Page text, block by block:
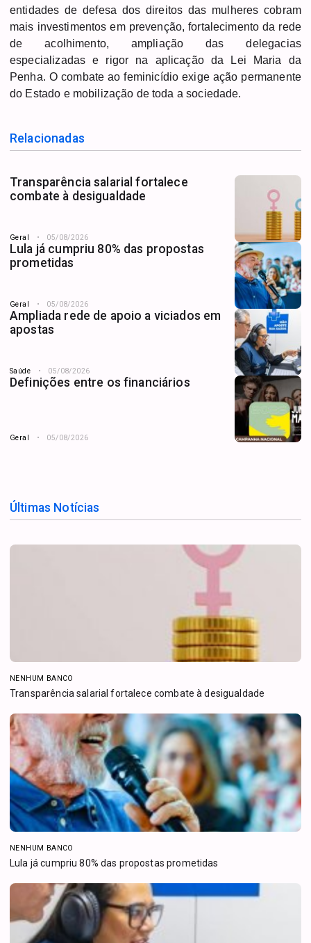
entidades de defesa dos direitos das mulheres cobram
mais investimentos em prevenção, fortalecimento da rede
de acolhimento, ampliação das delegacias
especializadas e rigor na aplicação da Lei Maria da
Penha. O combate ao feminicídio exige ação permanente
do Estado e mobilização de toda a sociedade.
Relacionadas
Transparência salarial fortalece
combate à desigualdade
Geral 05/08/2026
Lula já cumpriu 80% das propostas
prometidas
Geral 05/08/2026
Ampliada rede de apoio a viciados em
apostas
Saúde 05/08/2026
Definições entre os financiários
Geral 05/08/2026
Últimas Notícias
NENHUM BANCO
Transparência salarial fortalece combate à desigualdade
NENHUM BANCO
Lula já cumpriu 80% das propostas prometidas